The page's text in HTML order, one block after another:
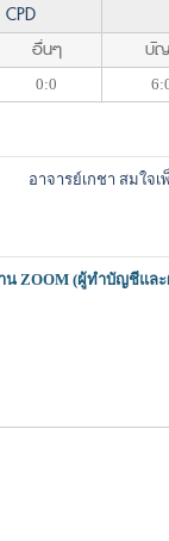
อื่นๆ บั
0:0
อาจารย์เกชา สมใจเ
ZOOM (ผู้ทำบัญชีแล